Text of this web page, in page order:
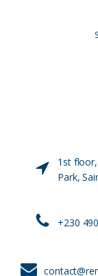
1st
Park,
+230